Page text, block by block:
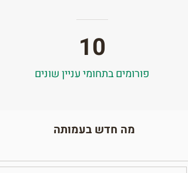
10
פורומים בתחומי עניין שונים
מה חדש בעמותה